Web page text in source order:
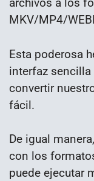
MKV/MP4/
Esta poderosa
interfaz
convertir
fácil.
De igual
con los
puede ejecutar